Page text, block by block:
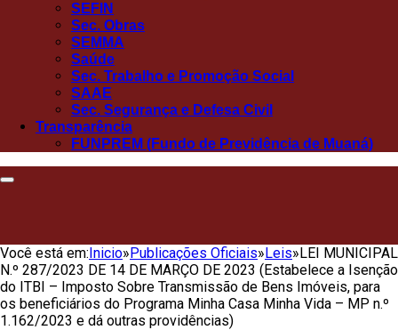
SEFIN
Sec. Obras
SEMMA
Saúde
Sec. Trabalho e Promoção Social
SAAE
Sec. Segurança e Defesa Civil
Transparência
FUNPREM (Fundo de Previdência de Muaná)
Você está em:Inicio»Publicações Oficiais»Leis»LEI MUNICIPAL
N.º 287/2023 DE 14 DE MARÇO DE 2023 (Estabelece a Isenção
do ITBI – Imposto Sobre Transmissão de Bens Imóveis, para
os beneficiários do Programa Minha Casa Minha Vida – MP n.º
1.162/2023 e dá outras providências)